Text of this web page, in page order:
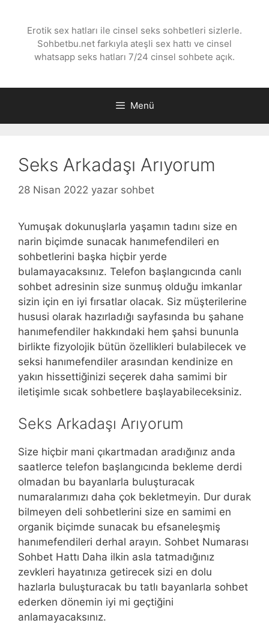
Erotik sex hatları ile cinsel seks sohbetleri sizlerle.
Sohbetbu.net farkıyla ateşli sex hattı ve cinsel
whatsapp seks hatları 7/24 cinsel sohbete açık.
Menü
Seks Arkadaşı Arıyorum
28 Nisan 2022 yazar sohbet
Yumuşak dokunuşlarla yaşamın tadını size en
narin biçimde sunacak hanımefendileri en
sohbetlerini başka hiçbir yerde
bulamayacaksınız. Telefon başlangıcında canlı
sohbet adresinin size sunmuş olduğu imkanlar
sizin için en iyi fırsatlar olacak. Siz müşterilerine
hususi olarak hazırladığı sayfasında bu şahane
hanımefendiler hakkındaki hem şahsi bununla
birlikte fizyolojik bütün özellikleri bulabilecek ve
seksi hanımefendiler arasından kendinize en
yakın hissettiğinizi seçerek daha samimi bir
iletişimle sıcak sohbetlere başlayabileceksiniz.
Seks Arkadaşı Arıyorum
Size hiçbir mani çıkartmadan aradığınız anda
saatlerce telefon başlangıcında bekleme derdi
olmadan bu bayanlarla buluşturacak
numaralarımızı daha çok bekletmeyin. Dur durak
bilmeyen deli sohbetlerini size en samimi en
organik biçimde sunacak bu efsaneleşmiş
hanımefendileri derhal arayın. Sohbet Numarası
Sohbet Hattı Daha ilkin asla tatmadığınız
zevkleri hayatınıza getirecek sizi en dolu
hazlarla buluşturacak bu tatlı bayanlarla sohbet
ederken dönemin iyi mi geçtiğini
anlamayacaksınız.